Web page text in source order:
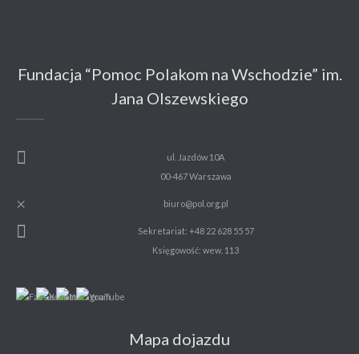
Fundacja “Pomoc Polakom na Wschodzie” im.
Jana Olszewskiego
ul. Jazdów 10A
00-467 Warszawa
biuro@pol.org.pl
Sekretariat: +48 22 628 55 57
Księgowość: wew. 113
Mapa dojazdu